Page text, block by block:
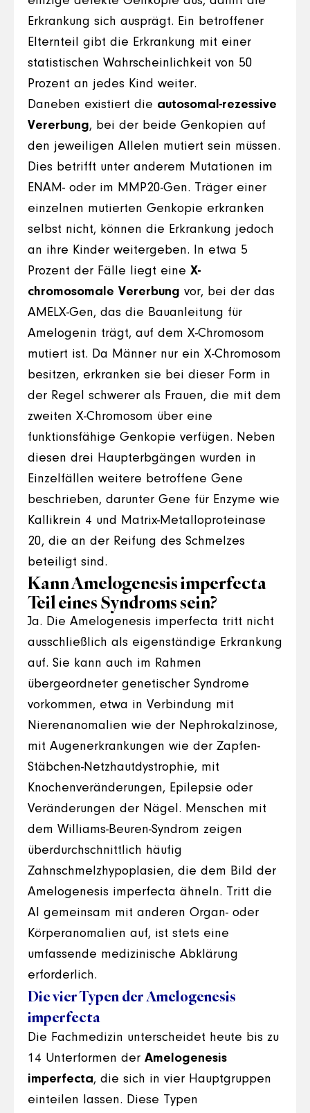
Erkrankung sich ausprägt. Ein betroffener
Elternteil gibt die Erkrankung mit einer
statistischen Wahrscheinlichkeit von 50
Prozent an jedes Kind weiter.
Daneben existiert die autosomal-rezessive
Vererbung, bei der beide Genkopien auf
den jeweiligen Allelen mutiert sein müssen.
Dies betrifft unter anderem Mutationen im
ENAM- oder im MMP20-Gen. Träger einer
einzelnen mutierten Genkopie erkranken
selbst nicht, können die Erkrankung jedoch
an ihre Kinder weitergeben. In etwa 5
Prozent der Fälle liegt eine X-
chromosomale Vererbung vor, bei der das
AMELX-Gen, das die Bauanleitung für
Amelogenin trägt, auf dem X-Chromosom
mutiert ist. Da Männer nur ein X-Chromosom
besitzen, erkranken sie bei dieser Form in
der Regel schwerer als Frauen, die mit dem
zweiten X-Chromosom über eine
funktionsfähige Genkopie verfügen. Neben
diesen drei Haupterbgängen wurden in
Einzelfällen weitere betroffene Gene
beschrieben, darunter Gene für Enzyme wie
Kallikrein 4 und Matrix-Metalloproteinase
20, die an der Reifung des Schmelzes
beteiligt sind.
Kann Amelogenesis imperfecta
Teil eines Syndroms sein?
Ja. Die Amelogenesis imperfecta tritt nicht
ausschließlich als eigenständige Erkrankung
auf. Sie kann auch im Rahmen
übergeordneter genetischer Syndrome
vorkommen, etwa in Verbindung mit
Nierenanomalien wie der Nephrokalzinose,
mit Augenerkrankungen wie der Zapfen-
Stäbchen-Netzhautdystrophie, mit
Knochenveränderungen, Epilepsie oder
Veränderungen der Nägel. Menschen mit
dem Williams-Beuren-Syndrom zeigen
überdurchschnittlich häufig
Zahnschmelzhypoplasien, die dem Bild der
Amelogenesis imperfecta ähneln. Tritt die
AI gemeinsam mit anderen Organ- oder
Körperanomalien auf, ist stets eine
umfassende medizinische Abklärung
erforderlich.
Die vier Typen der Amelogenesis
imperfecta
Die Fachmedizin unterscheidet heute bis zu
14 Unterformen der Amelogenesis
imperfecta, die sich in vier Hauptgruppen
einteilen lassen. Diese Typen